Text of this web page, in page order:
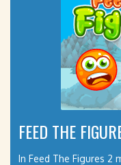
FEED THE
In Feed The Figures 2